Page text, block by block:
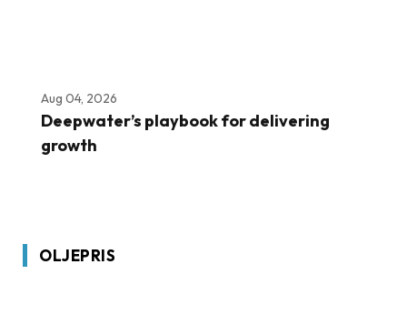
Aug 04, 2026
Deepwater’s playbook for delivering
growth
OLJEPRIS